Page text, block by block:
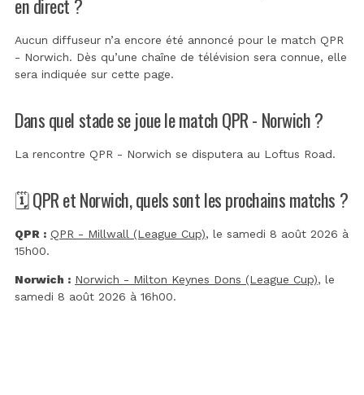
Aucun diffuseur n’a encore été annoncé pour le match QPR
- Norwich. Dès qu’une chaîne de télévision sera connue, elle
sera indiquée sur cette page.
Dans quel stade se joue le match QPR - Norwich ?
La rencontre QPR - Norwich se disputera au Loftus Road.
🗓️ QPR et Norwich, quels sont les prochains matchs ?
QPR : QPR - Millwall (League Cup), le samedi 8 août 2026 à
15h00.
Norwich : Norwich - Milton Keynes Dons (League Cup), le
samedi 8 août 2026 à 16h00.